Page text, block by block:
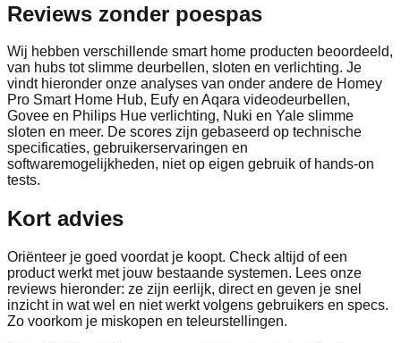
Reviews zonder poespas
Wij hebben verschillende smart home producten beoordeeld,
van hubs tot slimme deurbellen, sloten en verlichting. Je
vindt hieronder onze analyses van onder andere de Homey
Pro Smart Home Hub, Eufy en Aqara videodeurbellen,
Govee en Philips Hue verlichting, Nuki en Yale slimme
sloten en meer. De scores zijn gebaseerd op technische
specificaties, gebruikerservaringen en
softwaremogelijkheden, niet op eigen gebruik of hands-on
tests.
Kort advies
Oriënteer je goed voordat je koopt. Check altijd of een
product werkt met jouw bestaande systemen. Lees onze
reviews hieronder: ze zijn eerlijk, direct en geven je snel
inzicht in wat wel en niet werkt volgens gebruikers en specs.
Zo voorkom je miskopen en teleurstellingen.